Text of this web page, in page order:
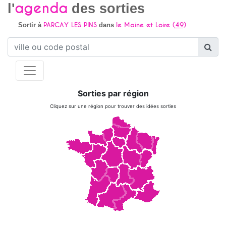
l'agenda des sorties
Sortir à PARCAY LES PINSdans le Maine et Loire (49)
Sorties par région
Cliquez sur une région pour trouver des idées sorties